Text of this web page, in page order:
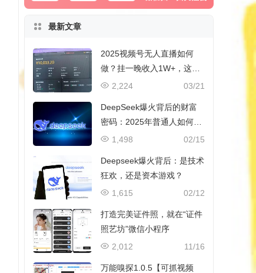
最新文章
2025视频号无人直播如何
做？挂一晚收入1W+，这份
教程，小白可做~
03/21
2,224
DeepSeek爆火背后的财富
密码：2025年普通人如何抓
住AI创业风口？
02/15
1,498
Deepseek爆火背后：是技术
狂欢，还是资本游戏？
02/12
1,615
打造完美证件照，就在“证件
照艺坊”微信小程序
11/16
2,012
万能嗅探1.0.5【可抓视频